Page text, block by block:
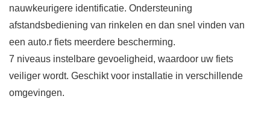
nauwkeurigere identificatie. Ondersteuning
afstandsbediening van rinkelen en dan snel vinden van
een auto.r fiets meerdere bescherming.
7 niveaus instelbare gevoeligheid, waardoor uw fiets
veiliger wordt. Geschikt voor installatie in verschillende
omgevingen.